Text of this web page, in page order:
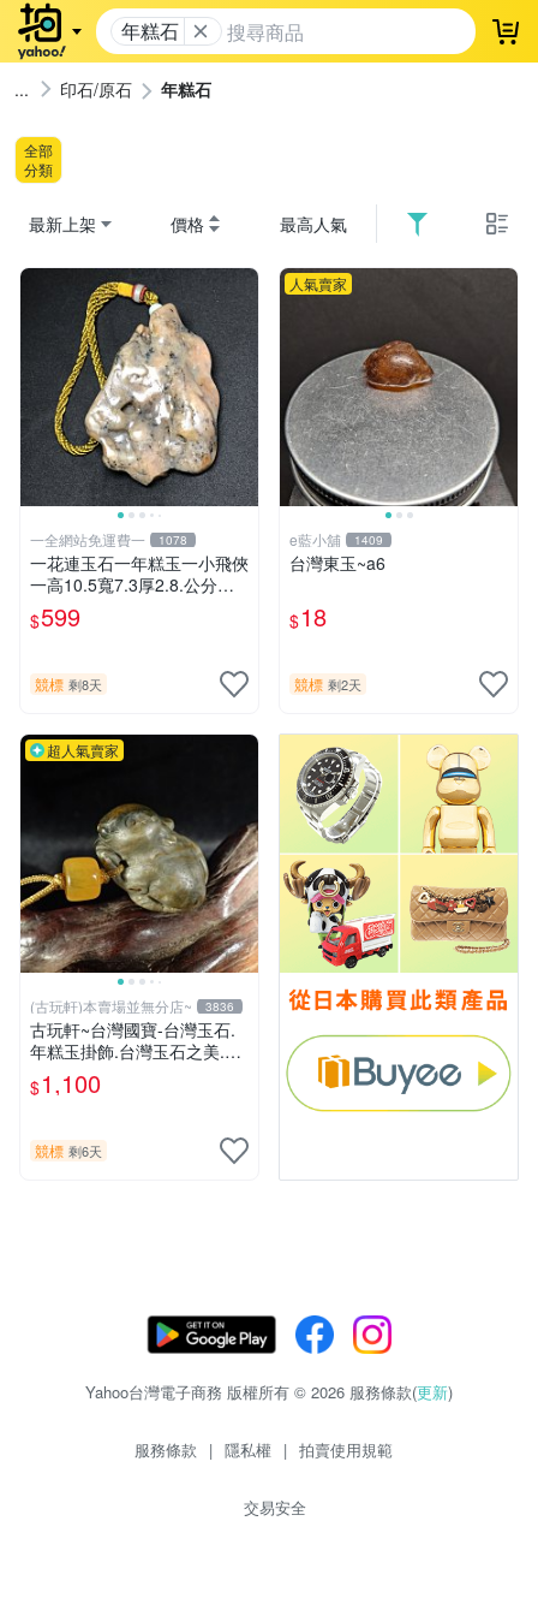
年糕石 登
印石/原石 年糕石
全部
分類
最新上架 價格 最高人氣
一全網站免運費一 1078
一花連玉石一年糕玉一小飛俠
一高10.5寬7.3厚2.8.公分重1
37公克.
$599
競標 剩8天
人氣賣家
e藍小舖 1409
台灣東玉~a6
$18
競標 剩2天
超人氣賣家
(古玩軒)本賣場並無分店~ 3836
古玩軒~台灣國寶-台灣玉石.
年糕玉掛飾.台灣玉石之美.小
擺件.年糕玉.天然年糕玉DEF
396
$1,100
競標 剩6天
Yahoo台灣電子商務 版權所有 © 2026 服務條款(更新)
服務條款 | 隱私權 | 拍賣使用規範
交易安全